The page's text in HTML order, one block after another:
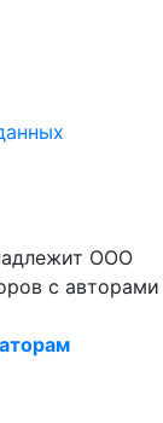
ООО
с авторами